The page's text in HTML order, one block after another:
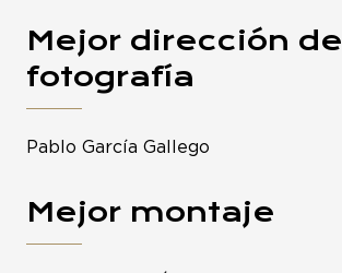
Mejor dirección de
fotografía
Pablo García Gallego
Mejor montaje